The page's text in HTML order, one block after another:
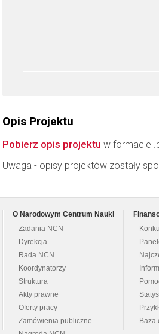
Opis Projektu
Pobierz opis projektu w formacie
Uwaga - opisy projektów zostały
O Narodowym Centrum Nauki
Zadania NCN
Dyrekcja
Rada NCN
Koordynatorzy
Struktura
Akty prawne
Oferty pracy
Zamówienia publiczne
Baza